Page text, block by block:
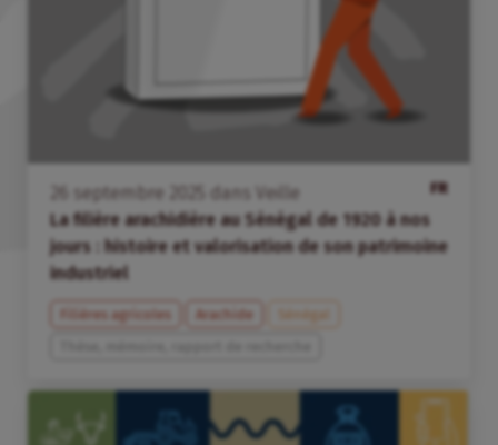
FR
septembre dans
Veille
La filière arachidière au Sénégal de 1920 à nos
jours : histoire et valorisation de son patrimoine
industriel
Filières agricoles Arachide
Sénégal